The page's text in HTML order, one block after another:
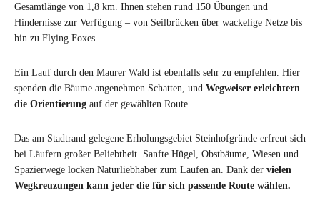
Gesamtlänge von 1,8 km. Ihnen stehen rund 150 Übungen und
Hindernisse zur Verfügung – von Seilbrücken über wackelige Netze bis
hin zu Flying Foxes.
Ein Lauf durch den Maurer Wald ist ebenfalls sehr zu empfehlen. Hier
spenden die Bäume angenehmen Schatten, und Wegweiser erleichtern
die Orientierung auf der gewählten Route.
Das am Stadtrand gelegene Erholungsgebiet Steinhofgründe erfreut sich
bei Läufern großer Beliebtheit. Sanfte Hügel, Obstbäume, Wiesen und
Spazierwege locken Naturliebhaber zum Laufen an. Dank der vielen
Wegkreuzungen kann jeder die für sich passende Route wählen.